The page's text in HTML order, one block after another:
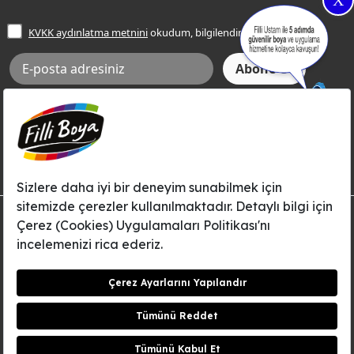
Frezya Rengi
Bilgi Toplumu Hizmetleri
İnternet Sitesi Kullanım Koşulları
KVKK Talep Formu
KVKK Aydınlatma Metni
KVKK aydınlatma metniniokudum, bilgilendim.
Aksi tarafımca bildirilene dek, Betek Boya ve Kimya Sanayi A.Ş.'nin
Filli Boya dahil tüm markaları ile ilgili kampanya, duyuru, hizmetler ve
tanıtım faaliyetleri vb. ile ilgili olarak e-posta yoluyla şahsıma
© Filli Boya 2026. Tüm Hakları Saklıdır.